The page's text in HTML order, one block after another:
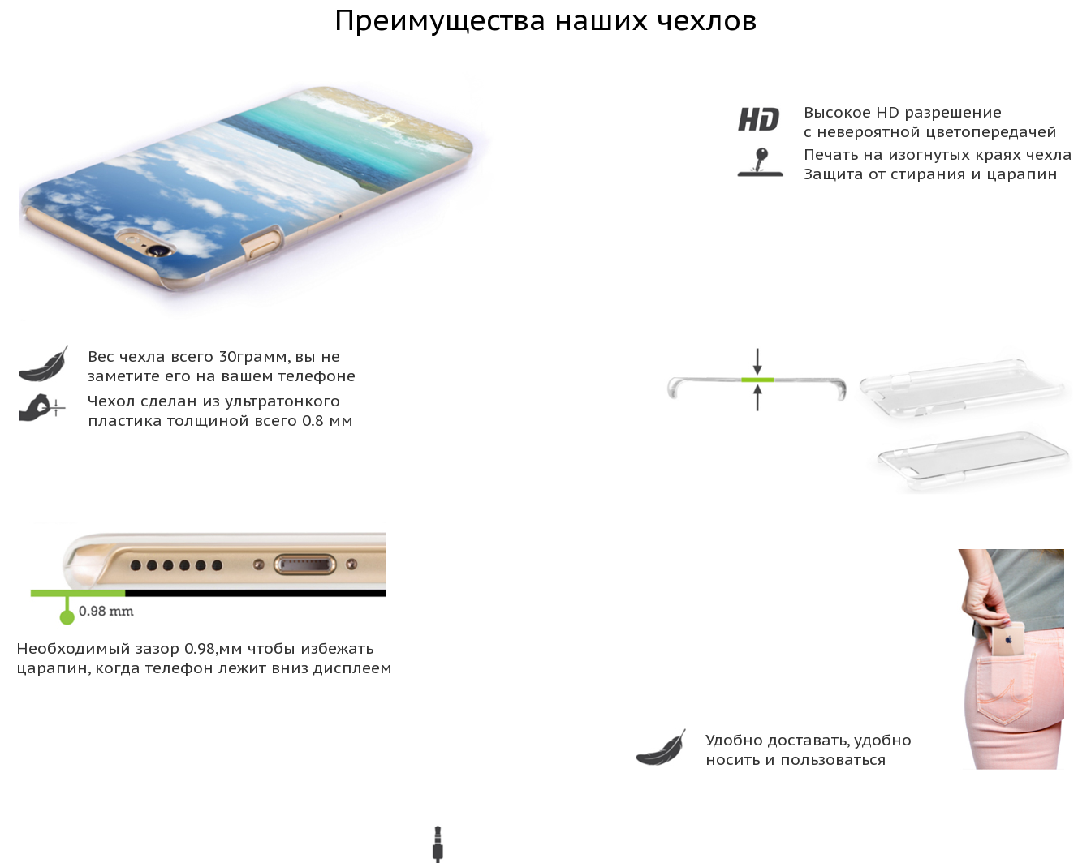
Преимущества наших чехлов
Высокое HD разрешение
с невероятной цветопередачей
Печать на изогнутых краях чехла
Защита от стирания и царапин
Вес чехла всего 30грамм, вы не
заметите его на вашем телефоне
Чехол сделан из ультратонкого
пластика толщиной всего 0.8 мм
Удобно доставать, удобно
носить и пользоваться
Необходимый зазор 0.98,мм чтобы избежать
царапин, когда телефон лежит вниз дисплеем